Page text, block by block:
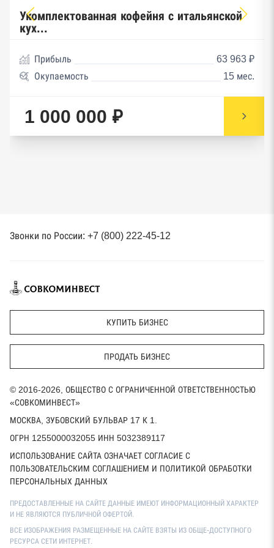
Укомплектованная кофейня с итальянской
кух...
Прибыль
63 963 ₽
Окупаемость
15 мес.
1 000 000 ₽
Звонки по России: +7 (800) 222-45-12
КУПИТЬ БИЗНЕС
ПРОДАТЬ БИЗНЕС
© 2016-2026, ОБЩЕСТВО С ОГРАНИЧЕННОЙ ОТВЕТСТВЕННОСТЬЮ
«СОВКОМИНВЕСТ»
МОСКВА, ЗУБОВСКИЙ БУЛЬВАР 17 К 1.
ОГРН 1255000032055 ИНН 5032389117
ИСПОЛЬЗОВАНИЕ САЙТА ОЗНАЧАЕТ СОГЛАСИЕ С
ПОЛЬЗОВАТЕЛЬСКИМ СОГЛАШЕНИЕМ И ПОЛИТИКОЙ ОБРАБОТКИ
ПЕРСОНАЛЬНЫХ ДАННЫХ
ПРЕДОСТАВЛЕННЫЕ НА САЙТЕ ДАННЫЕ ИМЕЮТ ИНФОРМАЦИОННЫЙ ХАРАКТЕР
И НЕ ЯВЛЯЮТСЯ ПУБЛИЧНОЙ ОФЕРТОЙ.
ВСЕ ИЗОБРАЖЕНИЯ РАЗМЕЩЕННЫЕ НА САЙТЕ ВЗЯТЫ ИЗ ОБЩЕ-ДОСТУПНОГО
РЕСУРСА СЕТИ ИНТЕРНЕТ.